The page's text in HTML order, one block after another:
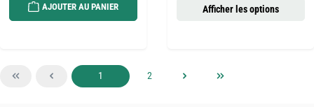
AJOUTER AU PANIER Afficher les options
Page
1 Page
2